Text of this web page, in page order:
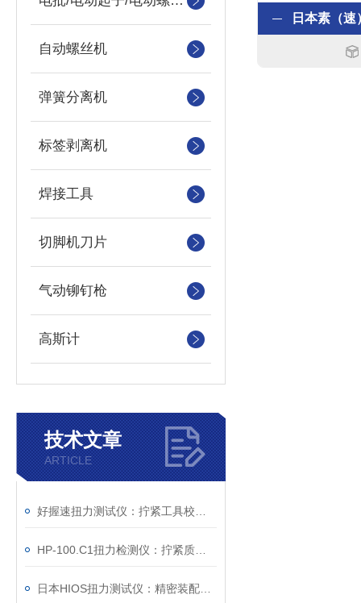
自动螺丝机
弹簧分离机
标签剥离机
焊接工具
切脚机刀片
气动铆钉枪
高斯计
技术文章
ARTICLE